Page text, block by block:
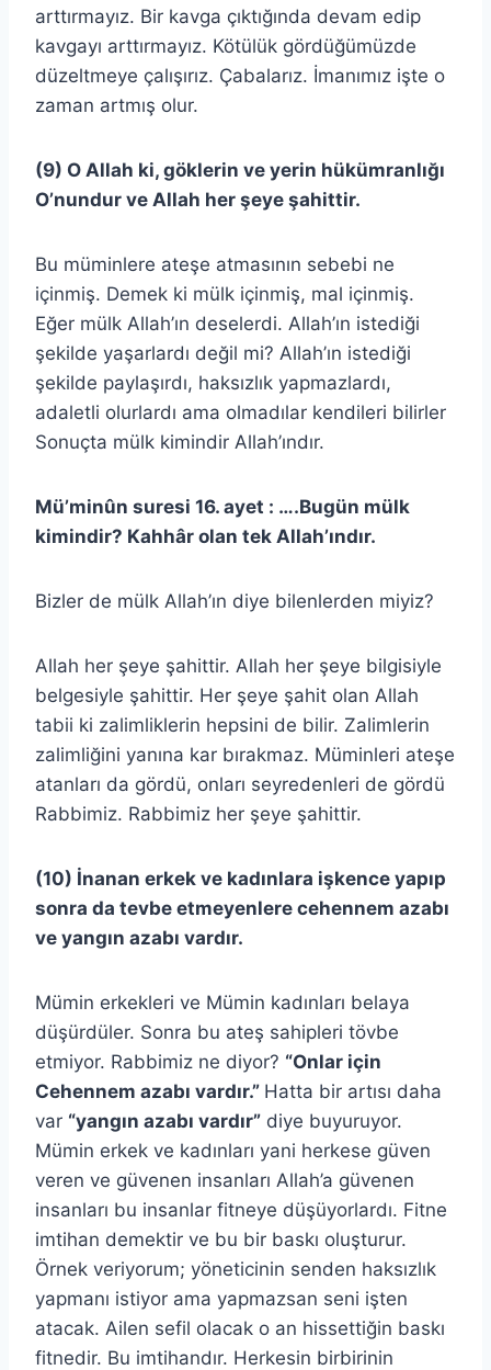
arttırmayız. Bir kavga çıktığında devam edip
kavgayı arttırmayız. Kötülük gördüğümüzde
düzeltmeye çalışırız. Çabalarız. İmanımız işte o
zaman artmış olur.
(9) O Allah ki, göklerin ve yerin hükümranlığı
O’nundur ve Allah her şeye şahittir.
Bu müminlere ateşe atmasının sebebi ne
içinmiş. Demek ki mülk içinmiş, mal içinmiş.
Eğer mülk Allah’ın deselerdi. Allah’ın istediği
şekilde yaşarlardı değil mi? Allah’ın istediği
şekilde paylaşırdı, haksızlık yapmazlardı,
adaletli olurlardı ama olmadılar kendileri bilirler
Sonuçta mülk kimindir Allah’ındır.
Mü’minûn suresi 16. ayet : ….Bugün mülk
kimindir? Kahhâr olan tek Allah’ındır.
Bizler de mülk Allah’ın diye bilenlerden miyiz?
Allah her şeye şahittir. Allah her şeye bilgisiyle
belgesiyle şahittir. Her şeye şahit olan Allah
tabii ki zalimliklerin hepsini de bilir. Zalimlerin
zalimliğini yanına kar bırakmaz. Müminleri ateşe
atanları da gördü, onları seyredenleri de gördü
Rabbimiz. Rabbimiz her şeye şahittir.
(10) İnanan erkek ve kadınlara işkence yapıp
sonra da tevbe etmeyenlere cehennem azabı
ve yangın azabı vardır.
Mümin erkekleri ve Mümin kadınları belaya
düşürdüler. Sonra bu ateş sahipleri tövbe
etmiyor. Rabbimiz ne diyor? “Onlar için
Cehennem azabı vardır.” Hatta bir artısı daha
var “yangın azabı vardır” diye buyuruyor.
Mümin erkek ve kadınları yani herkese güven
veren ve güvenen insanları Allah’a güvenen
insanları bu insanlar fitneye düşüyorlardı. Fitne
imtihan demektir ve bu bir baskı oluşturur.
Örnek veriyorum; yöneticinin senden haksızlık
yapmanı istiyor ama yapmazsan seni işten
atacak. Ailen sefil olacak o an hissettiğin baskı
fitnedir. Bu imtihandır. Herkesin birbirinin